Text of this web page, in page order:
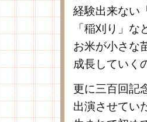
経験出来ない
「稲刈り」
お米が小さな
成長していく
更に三百回記
出演させてい